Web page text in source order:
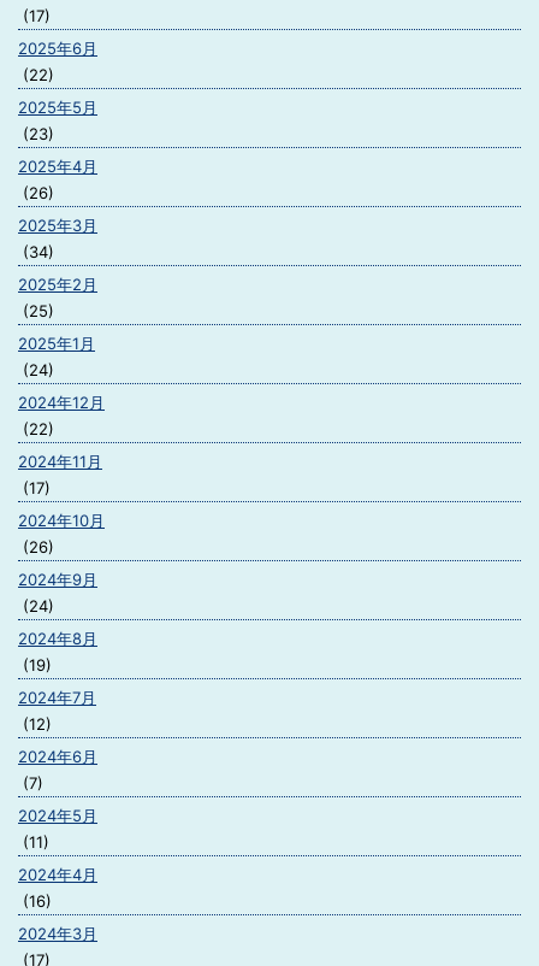
(17)
2025年6月
(22)
2025年5月
(23)
2025年4月
(26)
2025年3月
(34)
2025年2月
(25)
2025年1月
(24)
2024年12月
(22)
2024年11月
(17)
2024年10月
(26)
2024年9月
(24)
2024年8月
(19)
2024年7月
(12)
2024年6月
(7)
2024年5月
(11)
2024年4月
(16)
2024年3月
(17)